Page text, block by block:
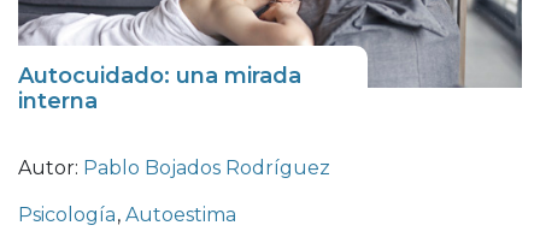
Autocuidado: una mirada
interna
Autor: Pablo Bojados Rodríguez
Psicología, Autoestima